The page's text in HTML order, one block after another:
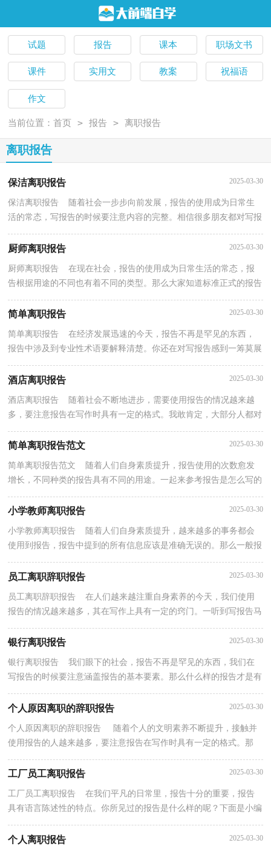
试题 报告 课本 职场文书
课件 实用文 教案 祝福语
作文
当前位置：首页 > 报告 > 离职报告
离职报告
保洁离职报告 2025-03-30
保洁离职报告 随着社会一步步向前发展，报告的使用成为日常生
活的常态，写报告的时候要注意内容的完整。相信很多朋友都对写报
告感到非常苦恼吧，以下是小编帮大家整理的保洁离...
厨师离职报告 2025-03-30
厨师离职报告 在现在社会，报告的使用成为日常生活的常态，报
告根据用途的不同也有着不同的类型。那么大家知道标准正式的报告
简单离职报告 2025-03-30
简单离职报告 在经济发展迅速的今天，报告不再是罕见的东西，
报告中涉及到专业性术语要解释清楚。你还在对写报告感到一筹莫展
吗？下面是小编精心整理的简单离职报告，欢迎阅读与...
酒店离职报告 2025-03-30
酒店离职报告 随着社会不断地进步，需要使用报告的情况越来越
多，要注意报告在写作时具有一定的格式。我敢肯定，大部分人都对
简单离职报告范文 2025-03-30
简单离职报告范文 随着人们自身素质提升，报告使用的次数愈发
增长，不同种类的报告具有不同的用途。一起来参考报告是怎么写的
吧，以下是小编精心整理的简单离职报告范文，仅供参...
小学教师离职报告 2025-03-30
小学教师离职报告 随着人们自身素质提升，越来越多的事务都会
使用到报告，报告中提到的所有信息应该是准确无误的。那么一般报
告是怎么写的呢？下面是小编收集整理的小学教师离...
员工离职辞职报告 2025-03-30
员工离职辞职报告 在人们越来越注重自身素养的今天，我们使用
报告的情况越来越多，其在写作上具有一定的窍门。一听到写报告马
银行离职报告 2025-03-30
银行离职报告 我们眼下的社会，报告不再是罕见的东西，我们在
写报告的时候要注意涵盖报告的基本要素。那么什么样的报告才是有
效的呢？以下是小编收集整理的银行离职报告，仅供参...
个人原因离职的辞职报告 2025-03-30
个人原因离职的辞职报告 随着个人的文明素养不断提升，接触并
使用报告的人越来越多，要注意报告在写作时具有一定的格式。那
工厂员工离职报告 2025-03-30
工厂员工离职报告 在我们平凡的日常里，报告十分的重要，报告
具有语言陈述性的特点。你所见过的报告是什么样的呢？下面是小编
整理的工厂员工离职报告，希望对大家有所帮助。工厂...
个人离职报告 2025-03-30